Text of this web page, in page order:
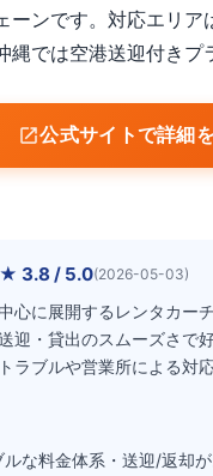
ーンです。対応エリア
縄では空港送迎付きプ
公式サイトで詳細
★ 3.8 / 5.0(2026-05-03)
心に展開するレンタカー
迎・貸出のスムーズさで
ラブルや営業所による対
ルな料金体系・送迎/返却